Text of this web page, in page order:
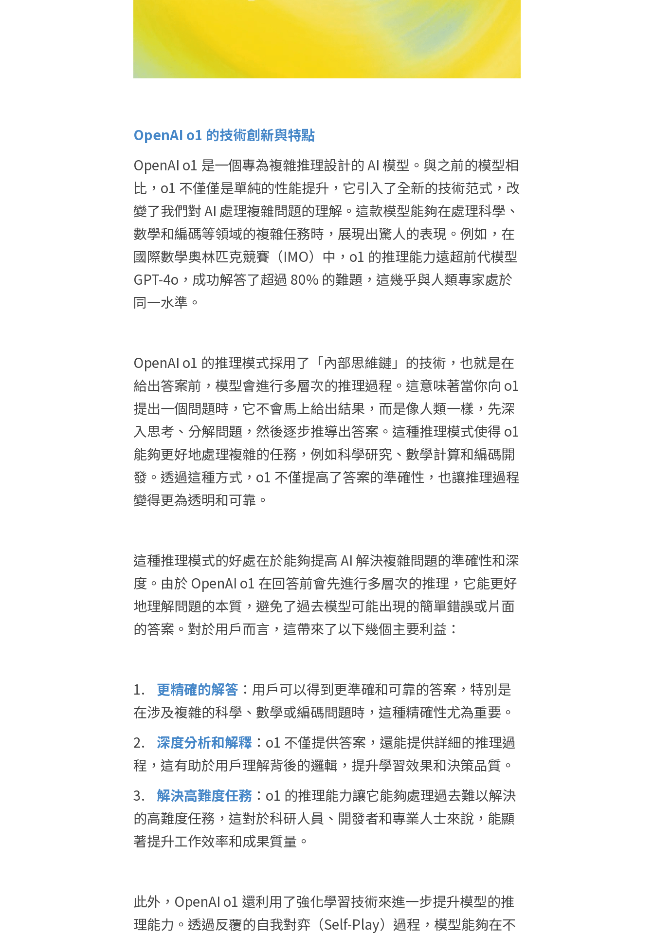
OpenAI o1 的技術創新與特點
OpenAI o1 是一個專為複雜推理設計的 AI 模型。與之前的模型相
比，o1 不僅僅是單純的性能提升，它引入了全新的技術范式，改
變了我們對 AI 處理複雜問題的理解。這款模型能夠在處理科學、
數學和編碼等領域的複雜任務時，展現出驚人的表現。例如，在
國際數學奧林匹克競賽（IMO）中，o1 的推理能力遠超前代模型
GPT-4o，成功解答了超過 80% 的難題，這幾乎與人類專家處於
同一水準。
OpenAI o1 的推理模式採用了「內部思維鏈」的技術，也就是在
給出答案前，模型會進行多層次的推理過程。這意味著當你向 o1
提出一個問題時，它不會馬上給出結果，而是像人類一樣，先深
入思考、分解問題，然後逐步推導出答案。這種推理模式使得 o1
能夠更好地處理複雜的任務，例如科學研究、數學計算和編碼開
發。透過這種方式，o1 不僅提高了答案的準確性，也讓推理過程
變得更為透明和可靠。
這種推理模式的好處在於能夠提高 AI 解決複雜問題的準確性和深
度。由於 OpenAI o1 在回答前會先進行多層次的推理，它能更好
地理解問題的本質，避免了過去模型可能出現的簡單錯誤或片面
的答案。對於用戶而言，這帶來了以下幾個主要利益：
更精確的解答 ：用戶可以得到更準確和可靠的答案，特別是
在涉及複雜的科學、數學或編碼問題時，這種精確性尤為重要。
深度分析和解釋 ：o1 不僅提供答案，還能提供詳細的推理過
程，這有助於用戶理解背後的邏輯，提升學習效果和決策品質。
解決高難度任務 ：o1 的推理能力讓它能夠處理過去難以解決
的高難度任務，這對於科研人員、開發者和專業人士來說，能顯
著提升工作效率和成果質量。
此外，OpenAI o1 還利用了強化學習技術來進一步提升模型的推
理能力。透過反覆的自我對弈（Self-Play）過程，模型能夠在不